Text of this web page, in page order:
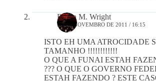
Robin M. Wright
18 DE NOVEMBRO DE 2011 / 16:15
ISTO EH UMA ATROCIDADE
TAMANHO !!!!!!!!!!!!
O QUE A FUNAI ESTAH
??? O QUE O GOVERNO
ESTAH FAZENDO ? ESTE